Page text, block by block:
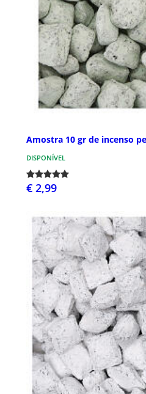
Amostra 10 gr de incenso
DISPONÍVEL
€ 2,99